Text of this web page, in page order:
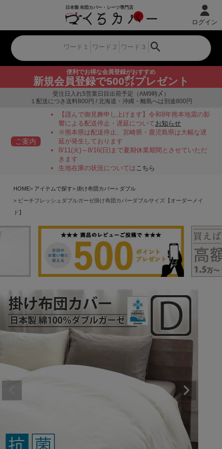
便利でお得な会員登録がおすすめ
新規会員登録で500㌽プレゼント
ログイン
受注日入れ5営業日目出荷予定（AM9時〆）
１配送につき送料800円 / 北海道・沖縄・離島へは別途800円
ご案内
【謹んで御見舞申し上げます】令和8年熊本地震の影
響による配送停止・遅延についてお知らせ
※熊本県は配送停止、宮崎県・鹿児島県は大幅な遅
延が発生しております
8/11(火)～8/16(日)まで夏期休業期間とさせていただ
きます
生地在庫の状況についてはこちら
HOME アイテムで探す 掛け布団カバー
ダブル
ピーチフレッシュダブルガーゼ掛け布団カバーダブルサイズ【オーダーメイ
ド】